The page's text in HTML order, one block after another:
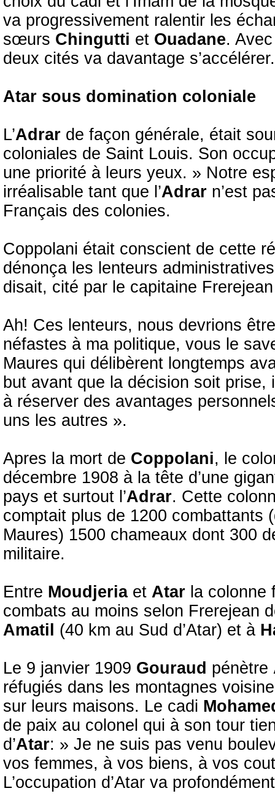
va progressivement ralentir les
sœurs Chingutti et Ouadane.
deux cités va davantage s’accélérer.
Atar sous domination coloniale
L’Adrar de façon générale, était
coloniales de Saint Louis. Son
une priorité à leurs yeux. » Notre
irréalisable tant que l’Adrar n’est
Français des colonies.
Coppolani était conscient de cette
dénonça les lenteurs
disait, cité par le capitaine
Ah! Ces lenteurs, nous devrions
néfastes à ma politique, vous le
Maures qui délibèrent longtemps
but avant que la décision soit prise,
à réserver des avantages
uns les autres ».
Apres la mort de Coppolani, le
décembre 1908 à la tête d’une
pays et surtout l’Adrar. Cette
comptait plus de 1200 combattants
Maures) 1500 chameaux dont 300
militaire.
Entre Moudjeria et Atar la
combats au moins selon Frerejean
Amatil (40 km au Sud d’Atar) et à
Le 9 janvier 1909 Gouraud pénètre
réfugiés dans les montagnes
sur leurs maisons. Le cadi
de paix au colonel qui à son tour
d’Atar: » Je ne suis pas venu
vos femmes, à vos biens, à vos
L’occupation d’Atar va